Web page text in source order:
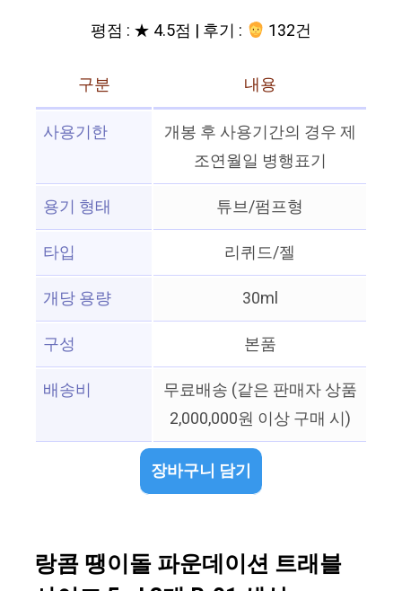
평점 : ★ 4.5점 | 후기 :
132건
구분
내용
사용기한
개봉 후 사용기간의 경우 제
조연월일 병행표기
용기 형태
튜브/펌프형
타입
리퀴드/젤
개당 용량
30ml
구성
본품
배송비
무료배송 (같은 판매자 상품
2,000,000원 이상 구매 시)
장바구니 담기
랑콤 땡이돌 파운데이션 트래블